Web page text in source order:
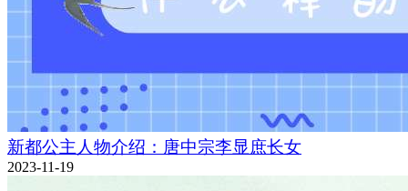
新都公主人物介绍：唐中宗李显庶长女
2023-11-19